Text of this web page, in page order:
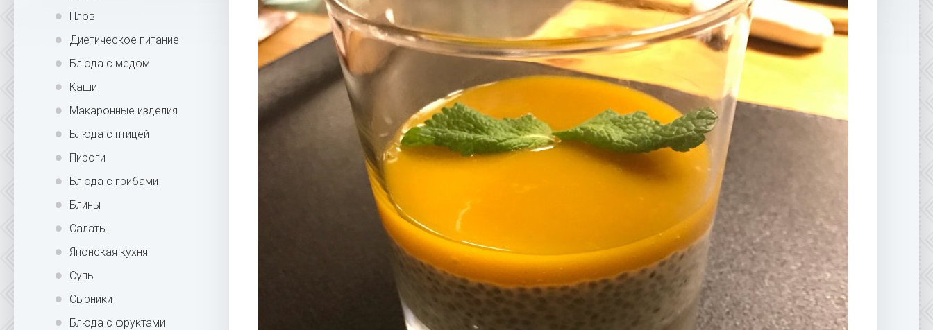
Плов
Диетическое питание
Блюда с медом
Каши
Макаронные изделия
Блюда с птицей
Пироги
Блюда с грибами
Блины
Салаты
Японская кухня
Супы
Сырники
Блюда с фруктами